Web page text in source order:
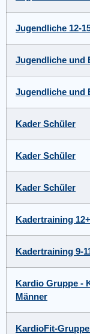
Jugendliche 12-
Jugendliche und
Jugendliche und
Kader Schüler
Kader Schüler
Kader Schüler
Kadertraining
Kadertraining 9-
Kardio Gruppe -
Männer
KardioFit-